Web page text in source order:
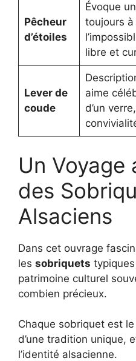
Pêcheur
d’étoiles
Évoque
toujours
libre et
Lever de
coude
aime
d’un
Un Voyage
des
Alsaciens
Dans cet ouvrage
les sobriquets typiques
patrimoine culturel
combien précieux.
Chaque sobriquet est
d’une tradition unique,
l’identité alsacienne.